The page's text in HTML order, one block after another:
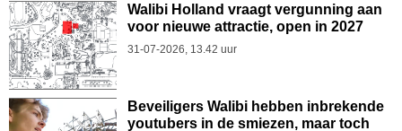
Walibi Holland vraagt vergunning aan
voor nieuwe attractie, open in 2027
31-07-2026, 13.42 uur
Beveiligers Walibi hebben inbrekende
youtubers in de smiezen, maar toch